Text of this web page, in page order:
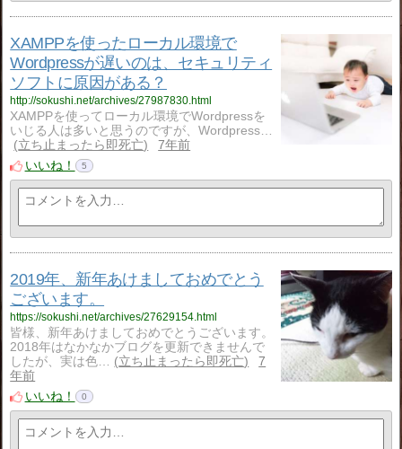
XAMPPを使ったローカル環境で
Wordpressが遅いのは、セキュリティ
ソフトに原因がある？
http://sokushi.net/archives/27987830.html
XAMPPを使ってローカル環境でWordpressを
いじる人は多いと思うのですが、Wordpress…
立ち止まったら即死亡
7年前
いいね！
5
2019年、新年あけましておめでとう
ございます。
https://sokushi.net/archives/27629154.html
皆様、新年あけましておめでとうございます。
2018年はなかなかブログを更新できませんで
したが、実は色…
立ち止まったら即死亡
7
年前
いいね！
0